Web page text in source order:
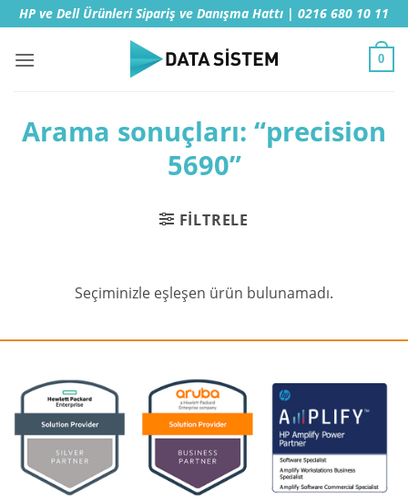
İçeriğe
atla
HP ve Dell Ürünleri Sipariş ve Danışma Hattı | 0216 680 10 11
0
Arama sonuçları: “precision
5690”
FILTRELE
Seçiminizle eşleşen ürün bulunamadı.